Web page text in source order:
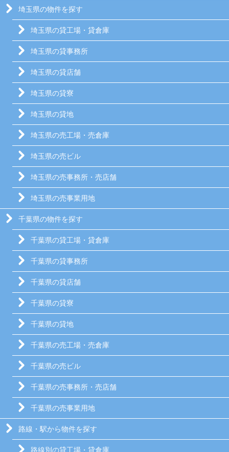
埼玉県の物件を探す
埼玉県の貸工場・貸倉庫
埼玉県の貸事務所
埼玉県の貸店舗
埼玉県の貸寮
埼玉県の貸地
埼玉県の売工場・売倉庫
埼玉県の売ビル
埼玉県の売事務所・売店舗
埼玉県の売事業用地
千葉県の物件を探す
千葉県の貸工場・貸倉庫
千葉県の貸事務所
千葉県の貸店舗
千葉県の貸寮
千葉県の貸地
千葉県の売工場・売倉庫
千葉県の売ビル
千葉県の売事務所・売店舗
千葉県の売事業用地
路線・駅から物件を探す
路線別の貸工場・貸倉庫